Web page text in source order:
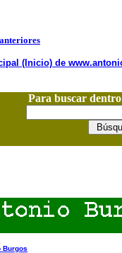
(Inicio) de
Para buscar
Burgos